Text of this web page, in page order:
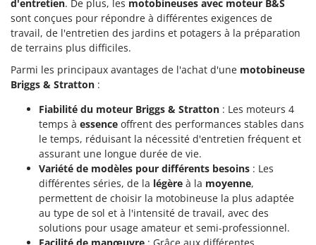
d'entretien. De plus, les motobineuses avec moteur B&S
sont conçues pour répondre à différentes exigences de
travail, de l'entretien des jardins et potagers à la préparation
de terrains plus difficiles.
Parmi les principaux avantages de l'achat d'une motobineuse
Briggs & Stratton :
Fiabilité du moteur Briggs & Stratton : Les moteurs 4
temps à essence offrent des performances stables dans
le temps, réduisant la nécessité d'entretien fréquent et
assurant une longue durée de vie.
Variété de modèles pour différents besoins : Les
différentes séries, de la légère à la moyenne,
permettent de choisir la motobineuse la plus adaptée
au type de sol et à l'intensité de travail, avec des
solutions pour usage amateur et semi-professionnel.